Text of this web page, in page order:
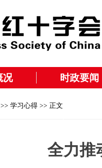
况 时政要闻
>> 学习心得 >> 正文
全力推